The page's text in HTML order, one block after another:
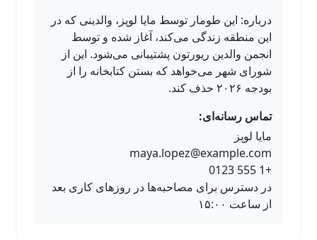
درباره: این طومار توسط مایا لوپز، والدینی که در
این منطقه زندگی می‌کند، آغاز شده و توسط
انجمن والدین ریورتون پشتیبانی می‌شود. این از
شورای شهر می‌خواهد که بستن کتابخانه را از
بودجه ۲۰۲۶ حذف کند.
تماس رسانه‌ای:
مایا لوپز
maya.lopez@example.com
+1 555 0123
در دسترس برای مصاحبه‌ها در روزهای کاری بعد
از ساعت ۱۵:۰۰